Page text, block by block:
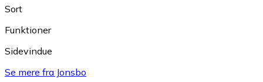
Sort
Funktioner
Sidevindue
Se mere fra Jonsbo